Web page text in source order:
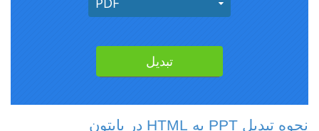
نحوه تبدیل PPT به HTML در پایتون